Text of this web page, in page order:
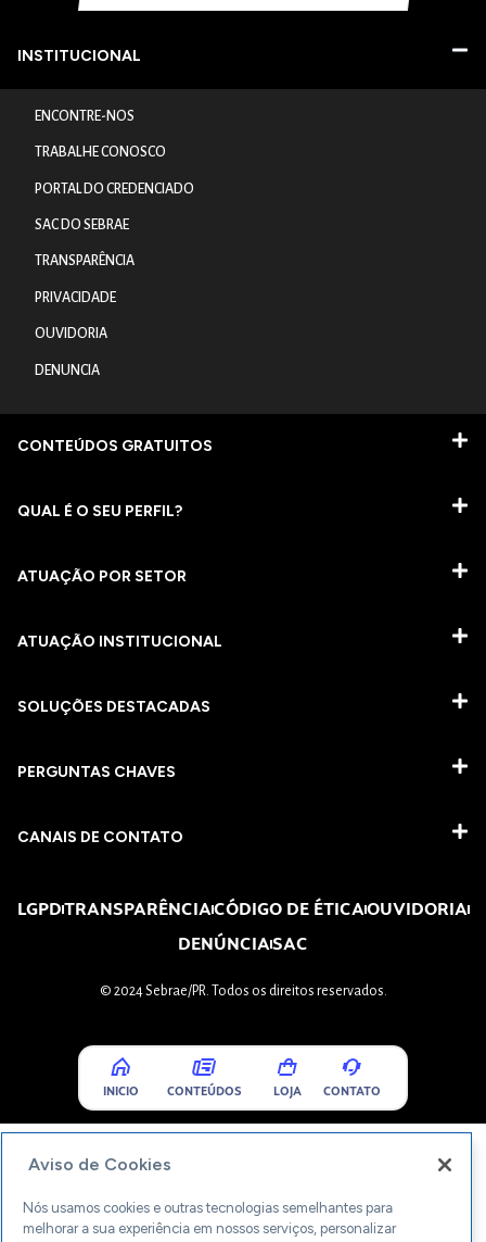
INSTITUCIONAL
ENCONTRE-NOS
TRABALHE CONOSCO
PORTAL DO CREDENCIADO
SAC DO SEBRAE
TRANSPARÊNCIA
PRIVACIDADE
OUVIDORIA
DENUNCIA
CONTEÚDOS GRATUITOS
QUAL É O SEU PERFIL?
ATUAÇÃO POR SETOR
ATUAÇÃO INSTITUCIONAL
SOLUÇÕES DESTACADAS
PERGUNTAS CHAVES​
CANAIS DE CONTATO
LGPDTRANSPARÊNCIACÓDIGO DE ÉTICAOUVIDORIA
DENÚNCIASAC
© 2024 Sebrae/PR. Todos os direitos reservados.
INICIO CONTEÚDOS LOJA CONTATO
Aviso de Cookies
Nós usamos cookies e outras tecnologias semelhantes para
melhorar a sua experiência em nossos serviços, personalizar